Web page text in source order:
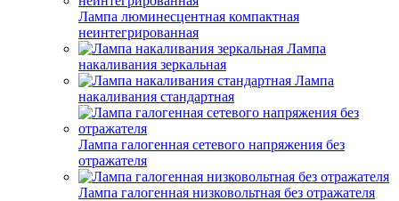
Лампа люминесцентная компактная
неинтегрированная
Лампа
накаливания зеркальная
Лампа
накаливания стандартная
Лампа галогенная сетевого напряжения без
отражателя
Лампа галогенная низковольтная без отражателя